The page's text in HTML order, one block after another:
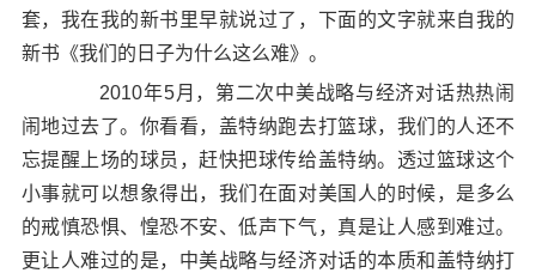
套，我在我的新书里早就说过了，下面的文字就来自我的
新书《我们的日子为什么这么难》。
2010年5月，第二次中美战略与经济对话热热闹
闹地过去了。你看看，盖特纳跑去打篮球，我们的人还不
忘提醒上场的球员，赶快把球传给盖特纳。透过篮球这个
小事就可以想象得出，我们在面对美国人的时候，是多么
的戒慎恐惧、惶恐不安、低声下气，真是让人感到难过。
更让人难过的是，中美战略与经济对话的本质和盖特纳打